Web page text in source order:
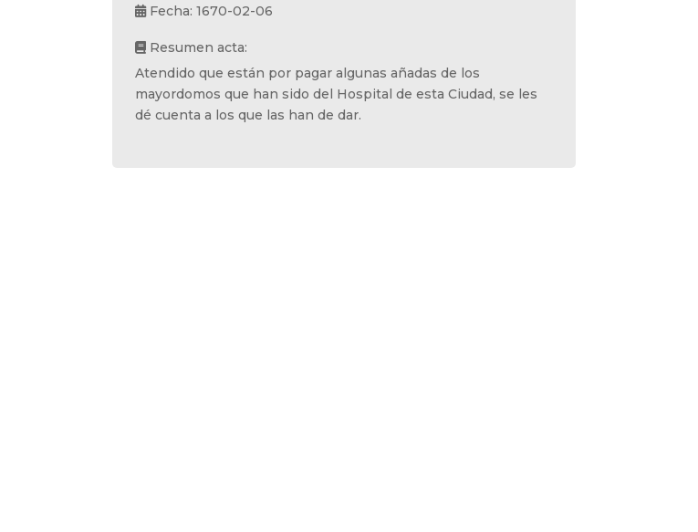
Fecha: 1670-02-06
Resumen acta:
Atendido que están por pagar algunas añadas de los
mayordomos que han sido del Hospital de esta Ciudad, se les
dé cuenta a los que las han de dar.